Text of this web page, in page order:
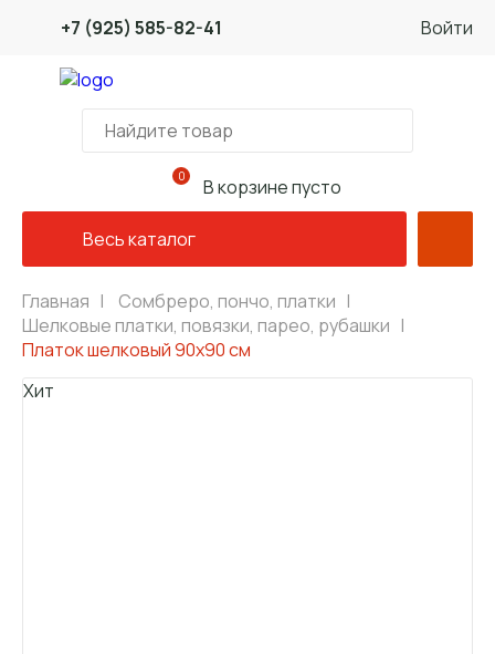
+7 (925) 585-82-41 Войти
0 В корзине пусто
Весь каталог
Главная | Сомбреро, пончо, платки |
Шелковые платки, повязки, парео, рубашки |
Платок шелковый 90х90 см
Хит